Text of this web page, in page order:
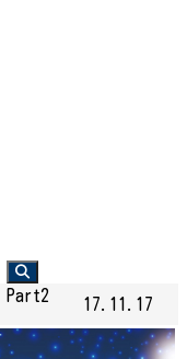
Part2
17.11.17